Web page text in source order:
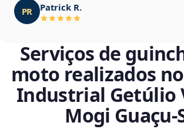
PR Patrick R.
Serviços de
moto realizados
Industrial Getúlio
Mogi